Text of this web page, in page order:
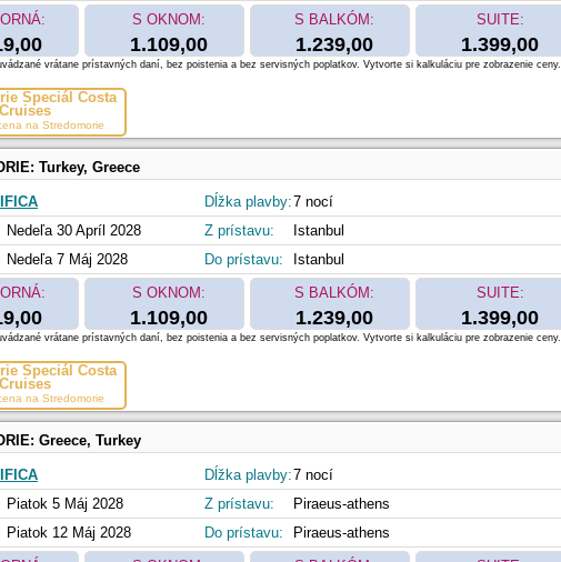
S OKNOM:
1.109,00
S BALKÓM:
1.239,00
SUITE:
1.399,00
Špeciál Costa
Cruises
na Stredomorie
vrátane prístavných daní, bez poistenia a bez servisných poplatkov. Vytvorte si kalkuláciu pre zobrazenie ceny.
Turkey, Greece
Nedeľa 30 Apríl 2028
Nedeľa 7 Máj 2028
Dĺžka plavby:7 nocí
Z prístavu:
Istanbul
Do prístavu:
Istanbul
S OKNOM:
1.109,00
S BALKÓM:
1.239,00
SUITE:
1.399,00
Špeciál Costa
Cruises
na Stredomorie
vrátane prístavných daní, bez poistenia a bez servisných poplatkov. Vytvorte si kalkuláciu pre zobrazenie ceny.
Greece, Turkey
Piatok 5 Máj 2028
Piatok 12 Máj 2028
Dĺžka plavby:7 nocí
Z prístavu:
Piraeus-athens
Do prístavu:
Piraeus-athens